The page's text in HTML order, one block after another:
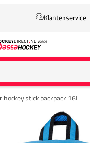
Klantenservice
hockey stick backpack 16L